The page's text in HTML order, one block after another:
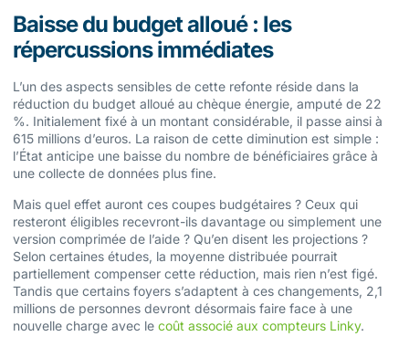
Baisse du budget alloué : les
répercussions immédiates
L’un des aspects sensibles de cette refonte réside dans la
réduction du budget alloué au chèque énergie, amputé de 22
%. Initialement fixé à un montant considérable, il passe ainsi à
615 millions d’euros. La raison de cette diminution est simple :
l’État anticipe une baisse du nombre de bénéficiaires grâce à
une collecte de données plus fine.
Mais quel effet auront ces coupes budgétaires ? Ceux qui
resteront éligibles recevront-ils davantage ou simplement une
version comprimée de l’aide ? Qu’en disent les projections ?
Selon certaines études, la moyenne distribuée pourrait
partiellement compenser cette réduction, mais rien n’est figé.
Tandis que certains foyers s’adaptent à ces changements, 2,1
millions de personnes devront désormais faire face à une
nouvelle charge avec le coût associé aux compteurs Linky.